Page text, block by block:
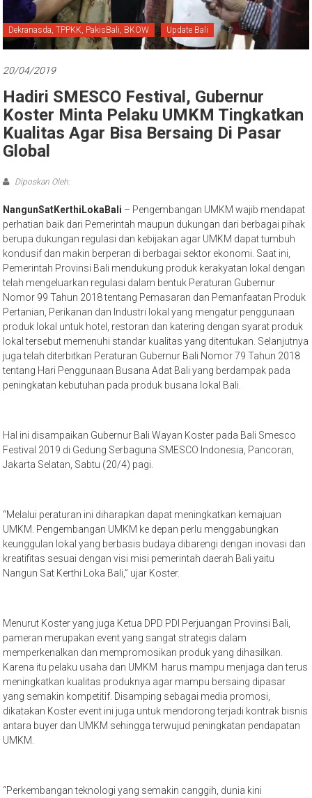
Bali
Dekranasda, TPPKK, PakisBali, BKOW Update Bali
20/04/2019
Hadiri SMESCO Festival, Gubernur
Koster Minta Pelaku UMKM Tingkatkan
Kualitas Agar Bisa Bersaing Di Pasar
Global
Diposkan Oleh:
NangunSatKerthiLokaBali – Pengembangan UMKM wajib mendapat
perhatian baik dari Pemerintah maupun dukungan dari berbagai pihak
berupa dukungan regulasi dan kebijakan agar UMKM dapat tumbuh
kondusif dan makin berperan di berbagai sektor ekonomi. Saat ini,
Pemerintah Provinsi Bali mendukung produk kerakyatan lokal dengan
telah mengeluarkan regulasi dalam bentuk Peraturan Gubernur
Nomor 99 Tahun 2018 tentang Pemasaran dan Pemanfaatan Produk
Pertanian, Perikanan dan Industri lokal yang mengatur penggunaan
produk lokal untuk hotel, restoran dan katering dengan syarat produk
lokal tersebut memenuhi standar kualitas yang ditentukan. Selanjutnya
juga telah diterbitkan Peraturan Gubernur Bali Nomor 79 Tahun 2018
tentang Hari Penggunaan Busana Adat Bali yang berdampak pada
peningkatan kebutuhan pada produk busana lokal Bali.
Hal ini disampaikan Gubernur Bali Wayan Koster pada Bali Smesco
Festival 2019 di Gedung Serbaguna SMESCO Indonesia, Pancoran,
Jakarta Selatan, Sabtu (20/4) pagi.
“Melalui peraturan ini diharapkan dapat meningkatkan kemajuan
UMKM. Pengembangan UMKM ke depan perlu menggabungkan
keunggulan lokal yang berbasis budaya dibarengi dengan inovasi dan
kreatifitas sesuai dengan visi misi pemerintah daerah Bali yaitu
Nangun Sat Kerthi Loka Bali,” ujar Koster.
Menurut Koster yang juga Ketua DPD PDI Perjuangan Provinsi Bali,
pameran merupakan event yang sangat strategis dalam
memperkenalkan dan mempromosikan produk yang dihasilkan.
Karena itu pelaku usaha dan UMKM harus mampu menjaga dan terus
meningkatkan kualitas produknya agar mampu bersaing dipasar
yang semakin kompetitif. Disamping sebagai media promosi,
dikatakan Koster event ini juga untuk mendorong terjadi kontrak bisnis
antara buyer dan UMKM sehingga terwujud peningkatan pendapatan
UMKM.
“Perkembangan teknologi yang semakin canggih, dunia kini